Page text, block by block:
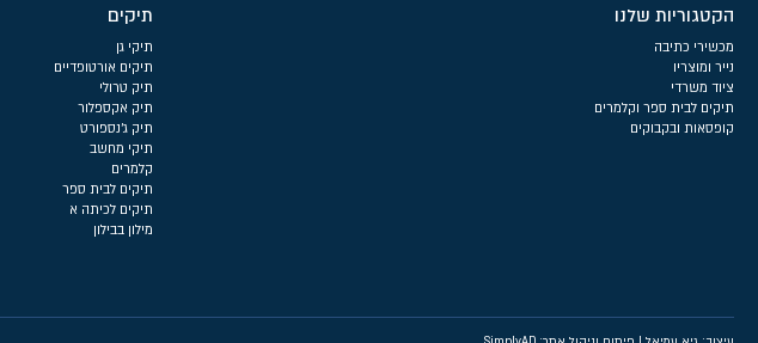
הקטגוריות שלנו
מכשירי כתיבה
נייר ומוצריו
ציוד משרדי
תיקים לבית ספר וקלמרים
קופסאות ובקבוקים
תיקים
תיקי גן
תיקים אורטופדיים
תיק טרולי
תיק אקספלור
תיק ג'נספורט
תיקי מחשב
קלמרים
תיקים לבית ספר
תיקים לכיתה א
מילון בבילון